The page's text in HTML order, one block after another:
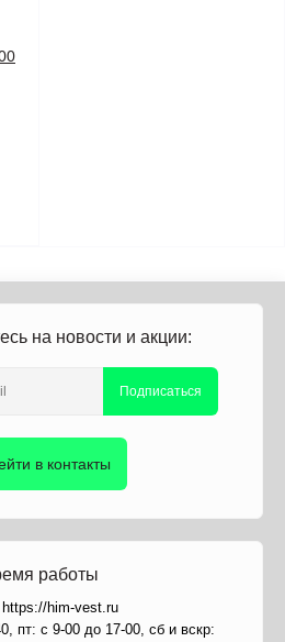
на новости и акции:
Подписаться
в контакты
работы
him-vest.ru
пт: с 9-00 до 17-00, сб и вскр: